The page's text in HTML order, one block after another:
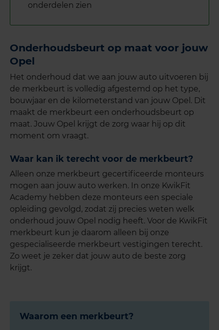
onderdelen zien
Onderhoudsbeurt op maat voor jouw
Opel
Het onderhoud dat we aan jouw auto uitvoeren bij
de merkbeurt is volledig afgestemd op het type,
bouwjaar en de kilometerstand van jouw Opel . Dit
maakt de merkbeurt een onderhoudsbeurt op
maat. Jouw Opel
krijgt de zorg waar hij op dit
moment om vraagt.
Waar kan ik terecht voor de merkbeurt?
Alleen onze merkbeurt gecertificeerde monteurs
mogen aan jouw auto werken. In onze KwikFit
Academy hebben deze monteurs een speciale
opleiding gevolgd, zodat zij precies weten welk
onderhoud jouw Opel nodig heeft. Voor de KwikFit
merkbeurt kun je daarom alleen bij onze
gespecialiseerde merkbeurt vestigingen terecht.
Zo weet je zeker dat jouw auto de beste zorg
krijgt.
Waarom een merkbeurt?